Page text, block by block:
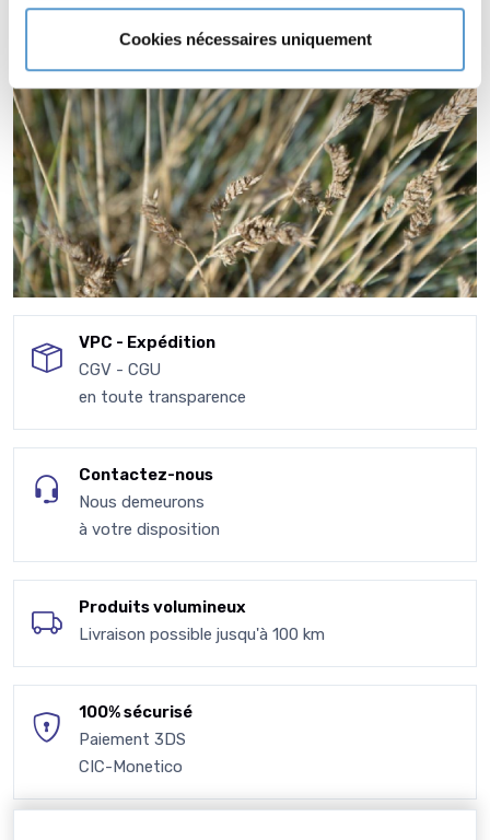
Cookies nécessaires uniquement
VPC - Expédition
CGV - CGU
en toute transparence
Contactez-nous
Nous demeurons
à votre disposition
Produits volumineux
Livraison possible jusqu'à 100 km
100% sécurisé
Paiement 3DS
CIC-Monetico